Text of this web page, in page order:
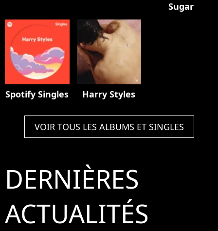
Sugar
Spotify Singles Harry Styles
VOIR TOUS LES ALBUMS ET SINGLES
DERNIÈRES
ACTUALITÉS